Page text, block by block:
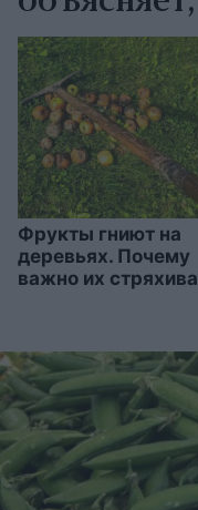
Фрукты гниют на
деревьях. Почему
важно их